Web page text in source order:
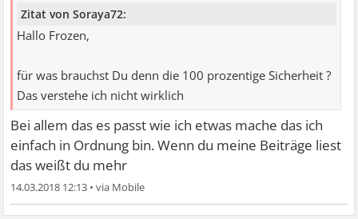
Zitat von Soraya72:
Hallo Frozen,
für was brauchst Du denn die 100 prozentige Sicherheit ?
Das verstehe ich nicht wirklich
Bei allem das es passt wie ich etwas mache das ich
einfach in Ordnung bin. Wenn du meine Beiträge liest
das weißt du mehr
14.03.2018 12:13 •